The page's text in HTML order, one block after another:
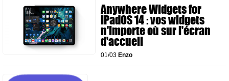
Anywhere Widgets for
iPadOS 14 : vos widgets
n'importe où sur l'écran
d'accueil
01/03 Enzo